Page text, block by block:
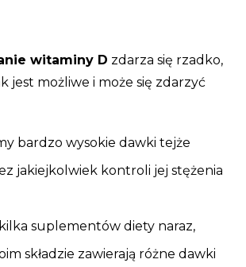
witaminy D zdarza się rzadko,
jest możliwe i może się zdarzyć
bardzo wysokie dawki tejże
jakiejkolwiek kontroli jej stężenia
suplementów diety naraz,
składzie zawierają różne dawki